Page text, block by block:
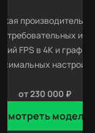
и
требовательных игр
FPS в 4K и
от 230 000 ₽
Смотреть модели